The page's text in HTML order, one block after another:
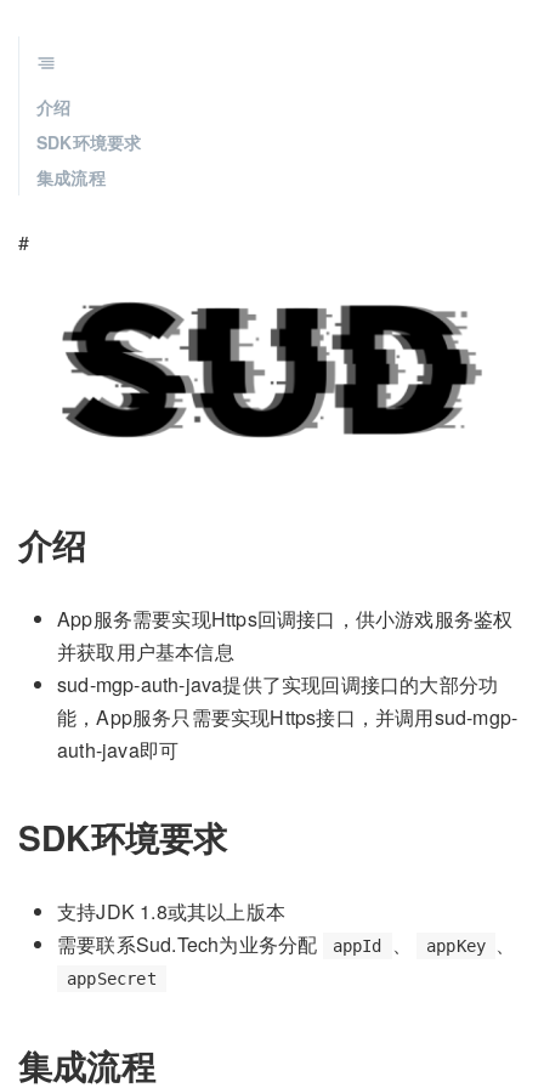
#
介绍
App服务需要实现Https回调接口，供小游戏服务鉴权
并获取用户基本信息
sud-mgp-auth-java提供了实现回调接口的大部分功
能，App服务只需要实现Https接口，并调用sud-mgp-
auth-java即可
SDK环境要求
支持JDK 1.8或其以上版本
需要联系Sud.Tech为业务分配
appId 、 appKey 、
appSecret
集成流程
介绍
SDK环境要求
集成流程